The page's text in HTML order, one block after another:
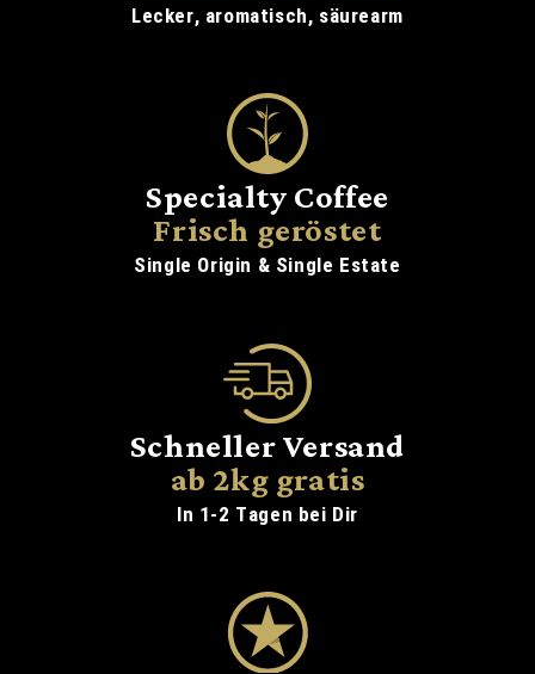
Lecker, aromatisch, säurearm
Specialty Coffee
Frisch geröstet
Single Origin & Single Estate
Schneller Versand
ab 2kg gratis
In 1-2 Tagen bei Dir